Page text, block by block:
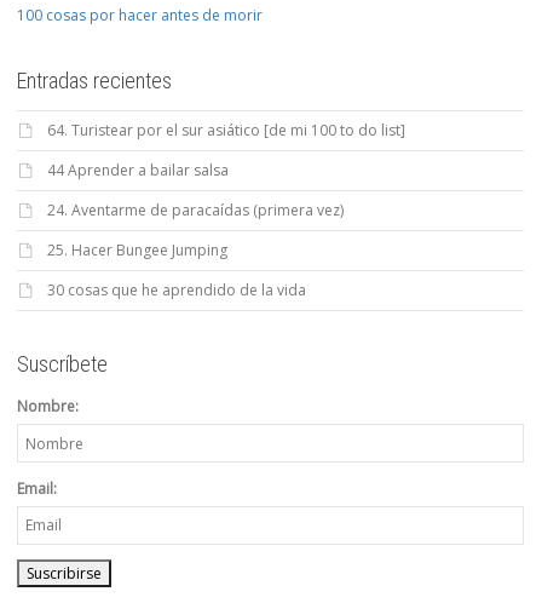
100 cosas por hacer antes de morir
Entradas recientes
64. Turistear por el sur asiático [de mi 100 to do list]
44 Aprender a bailar salsa
24. Aventarme de paracaídas (primera vez)
25. Hacer Bungee Jumping
30 cosas que he aprendido de la vida
Suscríbete
Nombre:
Email: